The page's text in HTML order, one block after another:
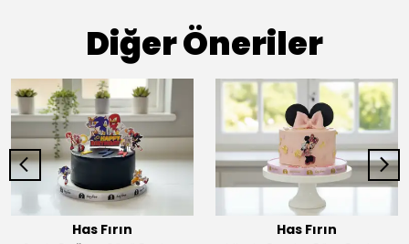
Diğer Öneriler
Has Fırın Has Fırın